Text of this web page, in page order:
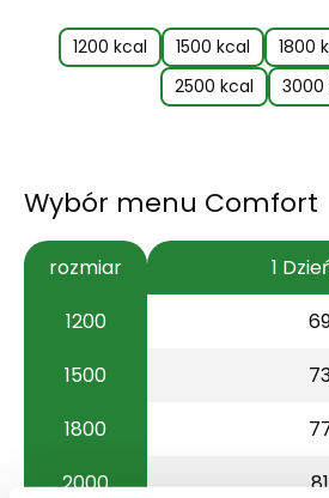
1200 kcal 1500 kcal 1800
2500 kcal
3000
Wybór menu Comfort
rozmiar
1
1200
1500
1800
2000